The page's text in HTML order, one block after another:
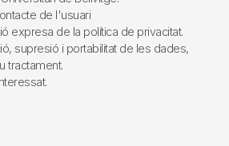
de l'usuari
expresa de la política de privacitat.
supresió i portabilitat de les dades,
tractament.